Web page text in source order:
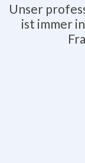
Unser
ist immer